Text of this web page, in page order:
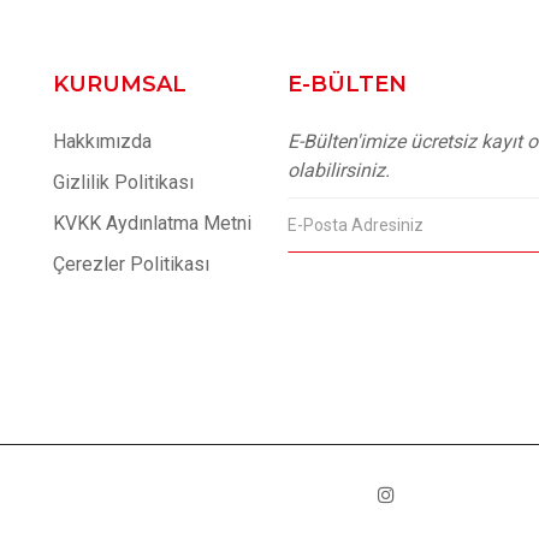
KURUMSAL
Hakkımızda
Gizlilik Politikası
KVKK Aydınlatma Metni
Çerezler Politikası
E-BÜLTEN
E-Bülten'imize ücretsiz kayıt
olabilirsiniz.